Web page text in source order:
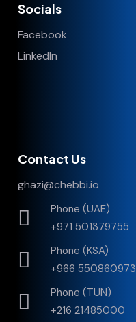
Socials
Facebook
LinkedIn
Contact Us
ghazi@chebbi.io
Phone (UAE)
+971 501379755
Phone (KSA)
+966 550860973
Phone (TUN)
+216 21485000